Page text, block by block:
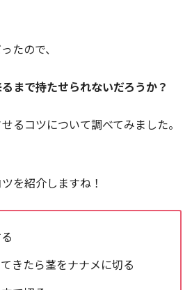
たので、
まで持たせられないだろうか？
るコツについて調べてみました。
を紹介しますね！
きたら茎をナナメに切る